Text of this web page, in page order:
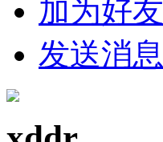
加为好友
发送消息